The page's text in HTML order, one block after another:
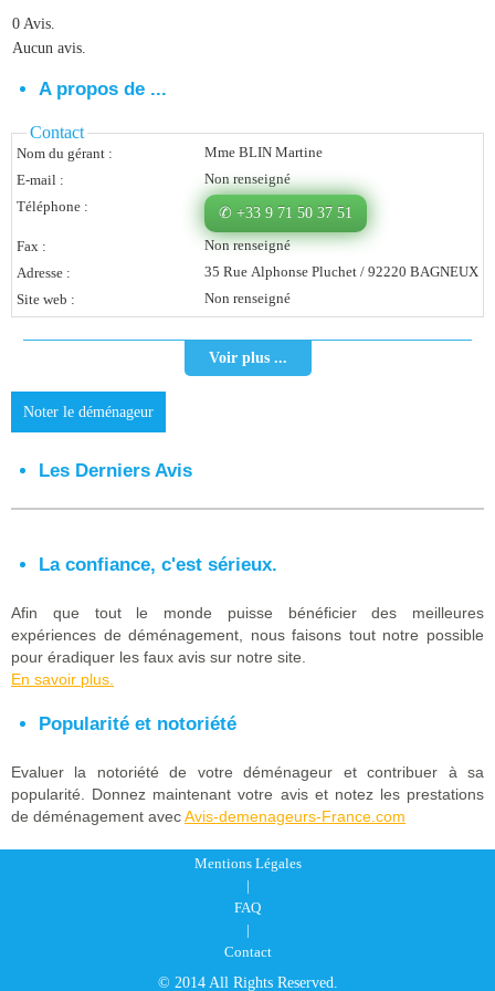
Vous Êtes Une Société
Comment Ça Marche ?
Quels Bénéfices Pour Ma Société ?
Témoignages Adhérents
Comment S’inscrire ?
Donnez Votre Avis
Contact
0 Avis.
Aucun avis.
A propos de ...
Contact
Nom du gérant :
Mme BLIN Martine
E-mail :
Non renseigné
Téléphone :
✆ +33 9 71 50 37 51
Fax :
Non renseigné
Adresse :
35 Rue Alphonse Pluchet / 92220 BAGNEUX
Site web :
Non renseigné
Voir plus ...
Noter le déménageur
Les Derniers Avis
La confiance, c'est sérieux.
Afin que tout le monde puisse bénéficier des meilleures
expériences de déménagement, nous faisons tout notre possible
pour éradiquer les faux avis sur notre site.
En savoir plus.
Popularité et notoriété
Evaluer la notoriété de votre déménageur et contribuer à sa
popularité. Donnez maintenant votre avis et notez les prestations
de déménagement avecAvis-demenageurs-France.com
Mentions Légales
|
FAQ
|
Contact
© 2014 All Rights Reserved.